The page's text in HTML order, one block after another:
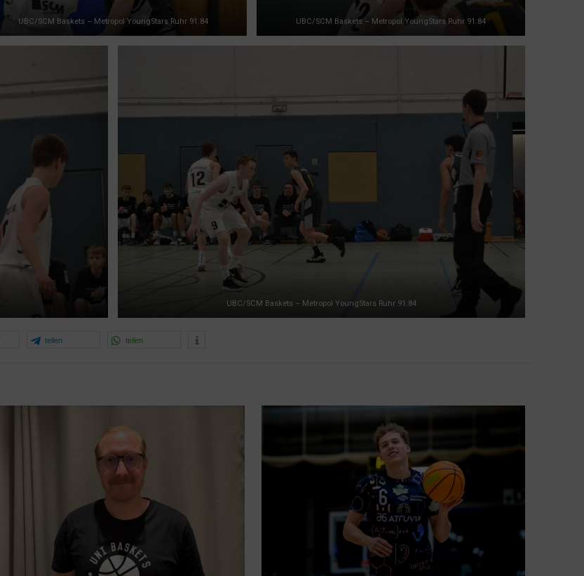
UBC/SCM Baskets – Metropol YoungStars Ruhr 91:84 UBC/SCM Baskets – Metropol YoungStars Ruhr 91:84
UBC/SCM Baskets – Metropol YoungStars Ruhr 91:84
teilen teilen